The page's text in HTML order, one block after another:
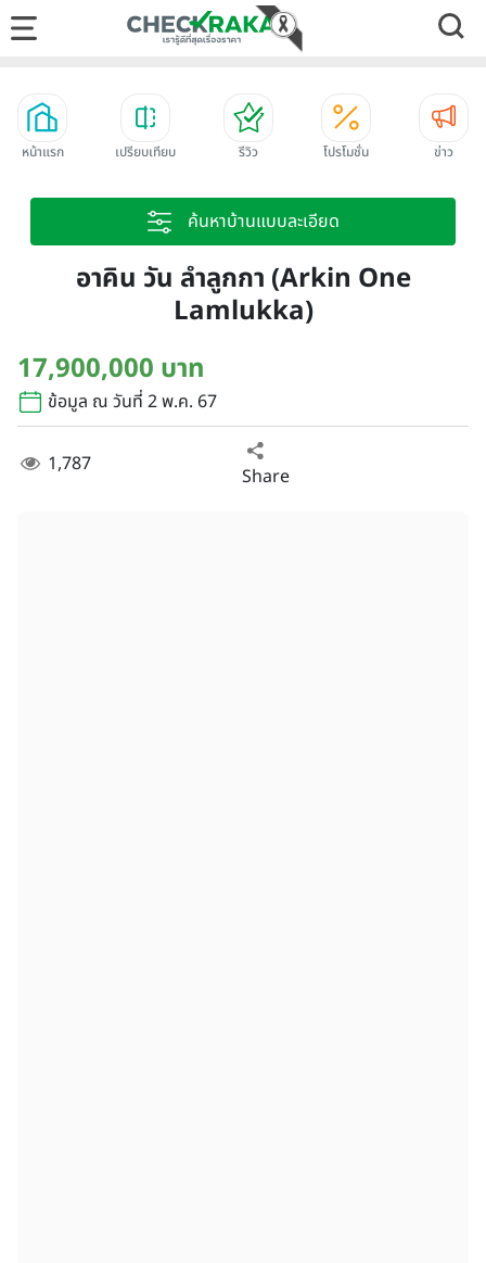
หน้าแรก เปรียบเทียบ รีวิว โปรโมชั่น ข่าว
ค้นหาบ้านแบบละเอียด
อาคิน วัน ลำลูกกา (Arkin One
Lamlukka)
17,900,000 บาท
ข้อมูล ณ วันที่ 2 พ.ค. 67
1,787 Share